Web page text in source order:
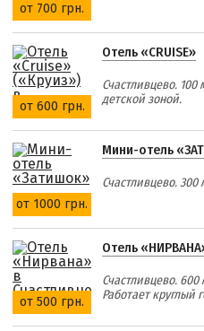
от 700 грн.
от 600 грн.
Отель «CRUISE»
Счастливцево.
детской зоной.
от 1000 грн.
Мини-отель
Счастливцево.
от 500 грн.
Отель
Счастливцево.
Работает круглый